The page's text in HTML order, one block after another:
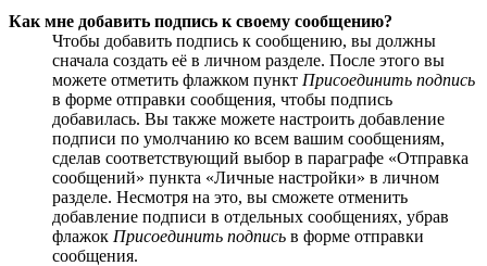
Как мне добавить подпись к своему сообщению?
Чтобы добавить подпись к сообщению, вы должны
сначала создать её в личном разделе. После этого вы
можете отметить флажком пункт Присоединить подпись
в форме отправки сообщения, чтобы подпись
добавилась. Вы также можете настроить добавление
подписи по умолчанию ко всем вашим сообщениям,
сделав соответствующий выбор в параграфе «Отправка
сообщений» пункта «Личные настройки» в личном
разделе. Несмотря на это, вы сможете отменить
добавление подписи в отдельных сообщениях, убрав
флажок Присоединить подпись в форме отправки
сообщения.